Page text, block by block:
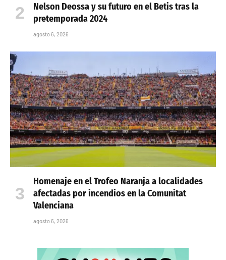
Nelson Deossa y su futuro en el Betis tras la
pretemporada 2024
agosto 6, 2026
Homenaje en el Trofeo Naranja a localidades
afectadas por incendios en la Comunitat
Valenciana
agosto 6, 2026